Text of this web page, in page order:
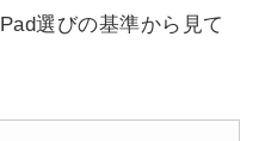
選びの基準から見て